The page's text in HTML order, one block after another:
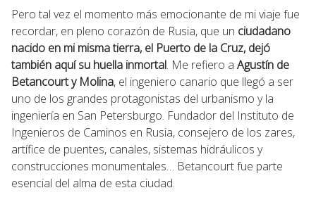
Pero tal vez el momento más emocionante de mi viaje fue
recordar, en pleno corazón de Rusia, que un ciudadano
nacido en mi misma tierra, el Puerto de la Cruz, dejó
también aquí su huella inmortal. Me refiero a Agustín de
Betancourt y Molina, el ingeniero canario que llegó a ser
uno de los grandes protagonistas del urbanismo y la
ingeniería en San Petersburgo. Fundador del Instituto de
Ingenieros de Caminos en Rusia, consejero de los zares,
artífice de puentes, canales, sistemas hidráulicos y
construcciones monumentales… Betancourt fue parte
esencial del alma de esta ciudad.